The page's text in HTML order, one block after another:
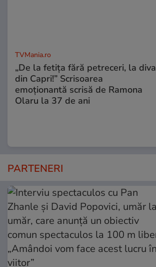
TVMania.ro
„De la fetița fără petreceri, la diva
din Capri!” Scrisoarea
emoționantă scrisă de Ramona
Olaru la 37 de ani
PARTENERI